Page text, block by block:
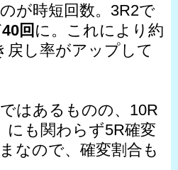
が時短回数。3R2で
40回 に。これにより約
戻し率がアップして
はあるものの、10R
にも関わらず5R確変
なので、確変割合も